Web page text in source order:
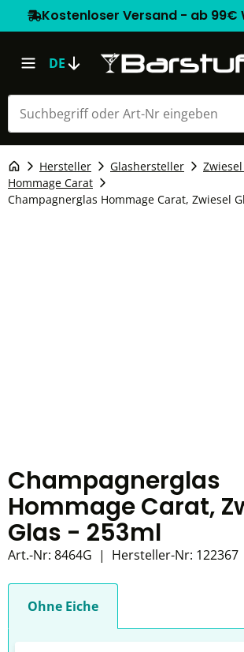
Kostenloser Versand - ab 99€
DE
Hersteller Glashersteller
Hommage Carat
Champagnerglas Hommage Carat, Zwiesel
Champagnerglas
Hommage Carat,
Glas - 253ml
Art.-Nr: 8464G | Hersteller-Nr: 122367
Ohne Eiche